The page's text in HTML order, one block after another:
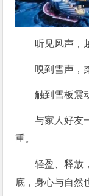
听见风声，
嗅到雪声，
触到雪板震
与家人好友
重。
轻盈、释放
底，身心与自然